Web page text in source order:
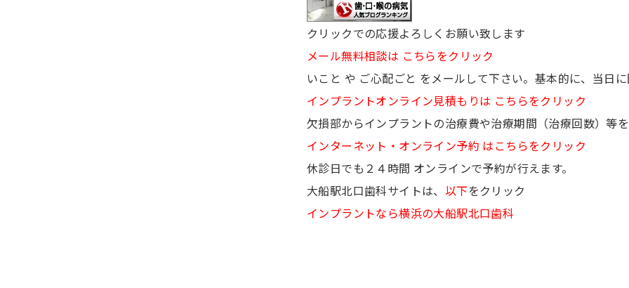
クリックでの応援よろしくお願い致します
メール無料相談は こちらをクリック
いこと や ご心配ごと をメールして下さい。基本的に、当日
インプラントオンライン見積もりは こちらをクリック
欠損部からインプラントの治療費や治療期間（治療回数）等
インターネット・オンライン予約 はこちらをクリック
休診日でも２４時間 オンラインで予約が行えます。
大船駅北口歯科サイトは、 以下をクリ
インプラントなら横浜の大船駅北口歯科